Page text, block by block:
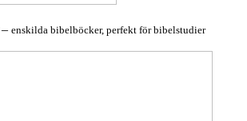
– enskilda bibelböcker, perfekt för bibelstudier